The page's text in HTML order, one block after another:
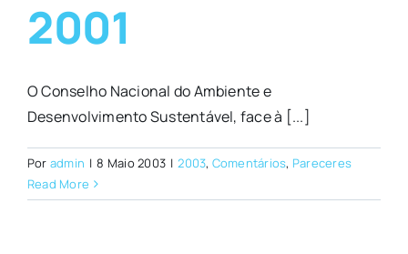
2001
O Conselho Nacional do Ambiente e
Desenvolvimento Sustentável, face à [...]
Por admin | 8 Maio 2003 | 2003, Comentários, Pareceres
Read More